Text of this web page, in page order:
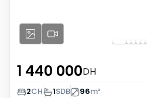
1 440 000DH
2CH 1SDB 96m²